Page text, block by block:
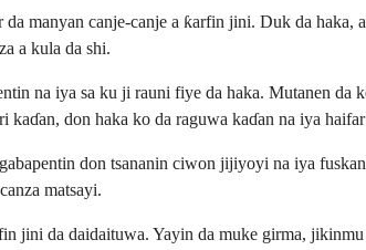
manyan canje-canje a ƙarfin jini. Duk da
a kula da shi.
na iya sa ku ji rauni fiye da haka. Mutanen
kaɗan, don haka ko da raguwa kaɗan na iya
don tsananin ciwon jijiyoyi na iya
matsayi.
jini da daidaituwa. Yayin da muke girma,